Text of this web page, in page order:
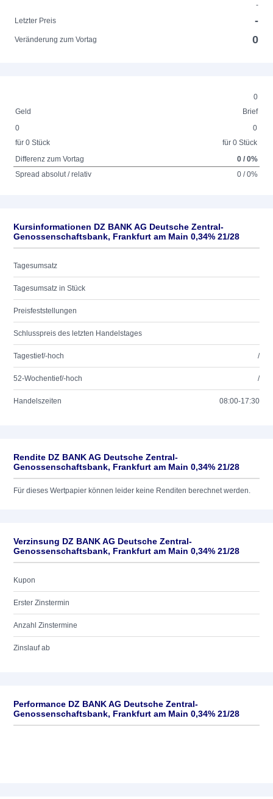
-
Letzter Preis
-
Veränderung zum Vortag 0
0
Geld
Brief
0
für 0 Stück
0
für 0 Stück
Differenz zum Vortag
0 / 0%
Spread absolut / relativ
0 / 0%
Kursinformationen DZ BANK AG Deutsche Zentral-
Genossenschaftsbank, Frankfurt am Main 0,34% 21/28
Tagesumsatz
Tagesumsatz in Stück
Preisfeststellungen
Schlusspreis des letzten Handelstages
Tagestief/-hoch /
52-Wochentief/-hoch /
Handelszeiten 08:00-17:30
Rendite DZ BANK AG Deutsche Zentral-
Genossenschaftsbank, Frankfurt am Main 0,34% 21/28
Für dieses Wertpapier können leider keine Renditen berechnet werden.
Verzinsung DZ BANK AG Deutsche Zentral-
Genossenschaftsbank, Frankfurt am Main 0,34% 21/28
Kupon
Erster Zinstermin
Anzahl Zinstermine
Zinslauf ab
Performance DZ BANK AG Deutsche Zentral-
Genossenschaftsbank, Frankfurt am Main 0,34% 21/28